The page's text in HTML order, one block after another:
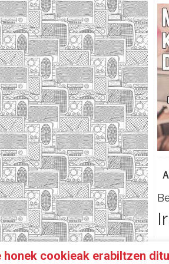
TWITTER
honek cookieak erabiltzen ditu